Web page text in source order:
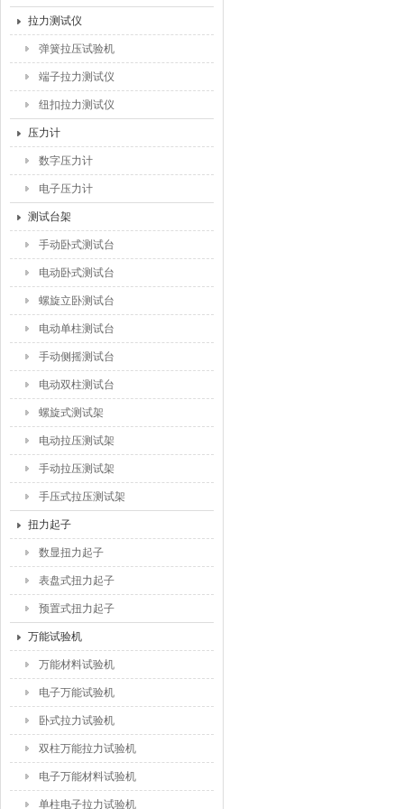
拉力测试仪
弹簧拉压试验机
端子拉力测试仪
纽扣拉力测试仪
压力计
数字压力计
电子压力计
测试台架
手动卧式测试台
电动卧式测试台
螺旋立卧测试台
电动单柱测试台
手动侧摇测试台
电动双柱测试台
螺旋式测试架
电动拉压测试架
手动拉压测试架
手压式拉压测试架
扭力起子
数显扭力起子
表盘式扭力起子
预置式扭力起子
万能试验机
万能材料试验机
电子万能试验机
卧式拉力试验机
双柱万能拉力试验机
电子万能材料试验机
单柱电子拉力试验机